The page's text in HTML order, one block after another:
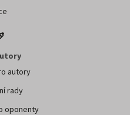
autory
rady
oponenty